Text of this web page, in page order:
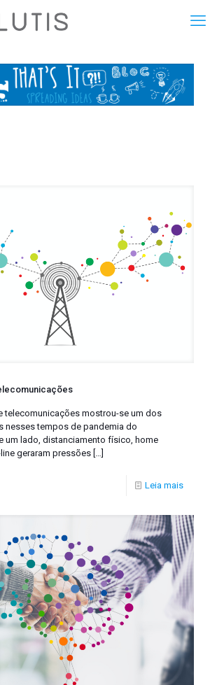
telecomunicações mostrou-se um dos
nesses tempos de pandemia do
um lado, distanciamento físico, home
geraram pressões […]
Leia mais